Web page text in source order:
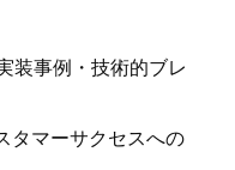
装事例・技術的ブレ
タマーサクセスへの